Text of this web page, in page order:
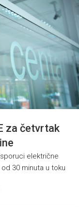
za četvrtak
isporuci električne
30 minuta u toku